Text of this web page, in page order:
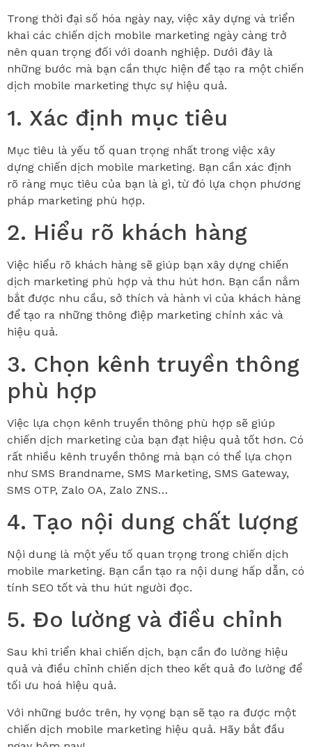
Trong thời đại số hóa ngày nay, việc xây dựng và triển
khai các chiến dịch mobile marketing ngày càng trở
nên quan trọng đối với doanh nghiệp. Dưới đây là
những bước mà bạn cần thực hiện để tạo ra một chiến
dịch mobile marketing thực sự hiệu quả.
1. Xác định mục tiêu
Mục tiêu là yếu tố quan trọng nhất trong việc xây
dựng chiến dịch mobile marketing. Bạn cần xác định
rõ ràng mục tiêu của bạn là gì, từ đó lựa chọn phương
pháp marketing phù hợp.
2. Hiểu rõ khách hàng
Việc hiểu rõ khách hàng sẽ giúp bạn xây dựng chiến
dịch marketing phù hợp và thu hút hơn. Bạn cần nắm
bắt được nhu cầu, sở thích và hành vi của khách hàng
để tạo ra những thông điệp marketing chính xác và
hiệu quả.
3. Chọn kênh truyền thông
phù hợp
Việc lựa chọn kênh truyền thông phù hợp sẽ giúp
chiến dịch marketing của bạn đạt hiệu quả tốt hơn. Có
rất nhiều kênh truyền thông mà bạn có thể lựa chọn
như SMS Brandname, SMS Marketing, SMS Gateway,
SMS OTP, Zalo OA, Zalo ZNS…
4. Tạo nội dung chất lượng
Nội dung là một yếu tố quan trọng trong chiến dịch
mobile marketing. Bạn cần tạo ra nội dung hấp dẫn, có
tính SEO tốt và thu hút người đọc.
5. Đo lường và điều chỉnh
Sau khi triển khai chiến dịch, bạn cần đo lường hiệu
quả và điều chỉnh chiến dịch theo kết quả đo lường để
tối ưu hoá hiệu quả.
Với những bước trên, hy vọng bạn sẽ tạo ra được một
chiến dịch mobile marketing hiệu quả. Hãy bắt đầu